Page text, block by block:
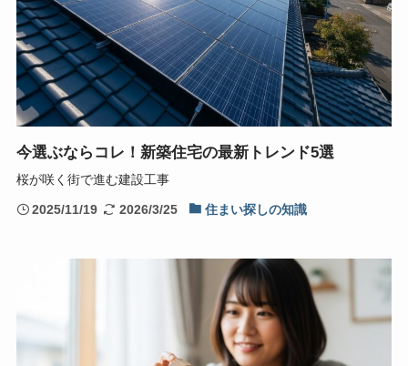
今選ぶならコレ！新築住宅の最新トレンド5選
桜が咲く街で進む建設工事
2025/11/19 2026/3/25 住まい探しの知識